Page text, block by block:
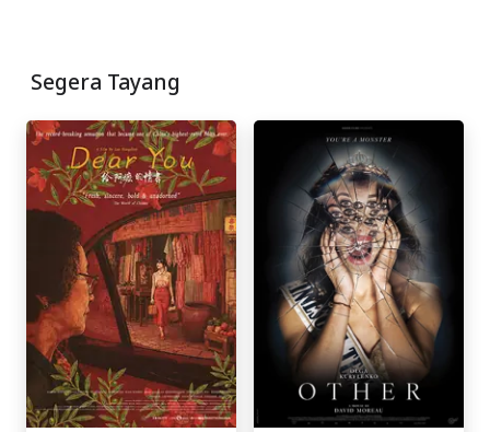
Segera Tayang